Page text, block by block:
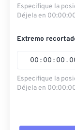
Especifique la
Déjela en
Extremo
00 : 00 : 00 .
Especifique la
Déjela en